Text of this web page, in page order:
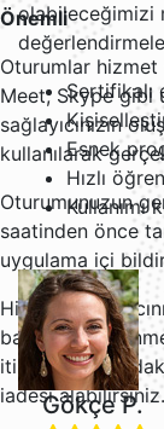
Önemli
Oturumlar hizmet
Meet, Skype gibi
sağlayıcınızın
kullanılarak
Oturumunuzun
saatinden önce
uygulama içi
Hizmet
bağlantısı
itibaren ilk 30
iadesi alabilirsiniz.
olabileceğimizi
Sertifikalı
Esnek
Hızlı
Kullanımı
Gökçe P.